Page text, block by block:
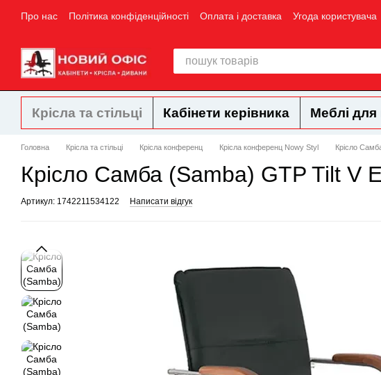
Перейти до основного контенту
Про нас Політика конфіденційності Оплата і доставка Угода користувача
Крісла та стільці Кабінети керівника Меблі для
Головна Крісла та стільці Крісла конференц Крісла конференц Nowy Styl Крісло
Крісло Самба (Samba) GTP Tilt V
Артикул: 1742211534122 Написати відгук